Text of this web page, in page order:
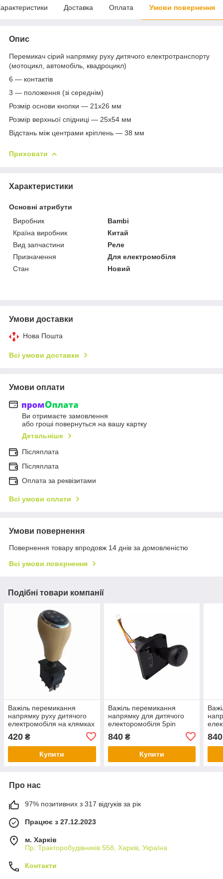
Доставка Оплата Умови повернення
Опис
Перемикач сірий напрямку руху дитячого електротранспорту
(мотоцикл, автомобіль, квадроцикл)
6 — контактів
3 — положення (зі середнім)
Розмір основи кнопки — 21x26 мм
Розмір верхньої спідниці — 25x54 мм
Відстань між центрами кріплень — 38 мм
Приховати
Характеристики
Основні атрибути
Виробник
Bambi
Країна виробник
Китай
Вид запчастини
Реле
Призначення
Для електромобіля
Стан
Новий
Умови доставки
Нова Пошта
Всі умови доставки
Умови оплати
Ви отримаєте замовлення
або гроші повернуться на вашу картку
Детальніше
Післяплата
Пiсляплата
Оплата за реквізитами
Всі умови оплати
Умови повернення
Повернення товару впродовж 14 днів за домовленістю
Всі умови повернення
Подібні товари компанії
Важіль перемикання
напрямку руху дитячого
електромобіля на клямках
420 ₴
Купити
Важіль перемикання
напрямку для дитячого
електоромобіля 5pin
840₴
Купити
840
Про нас
97% позитивних з 317 відгуків за рік
Працює з 27.12.2023
м. Харків
Пр. Тракторобудiвникiв 55б, Харків, Україна
Контакти